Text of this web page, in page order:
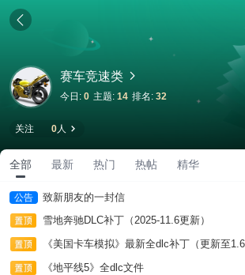
赛车竞速类
今日: 0 主题: 14 排名: 32
关注 0人
全部 最新 热门 热帖 精华
公告
致新朋友的一封信
雪地奔驰DLC补丁（2025-11.6更新）
《美国卡车模拟》最新全dlc补丁（更新至
《地平线5》全dlc文件